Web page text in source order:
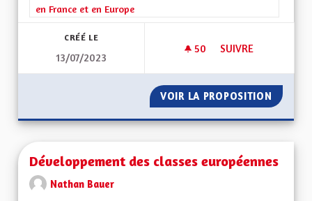
en France et en Europe
CRÉÉ LE
13/07/2023
50 50 ABONNÉS
SUIVRE
VOIR LA PROPOSITION
Développement des classes européennes
Nathan Bauer